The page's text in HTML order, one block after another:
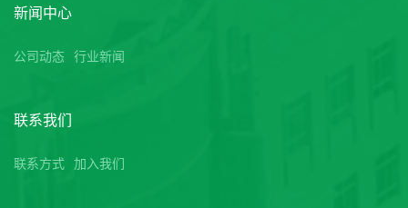
新闻中心
公司动态 行业新闻
联系我们
联系方式 加入我们